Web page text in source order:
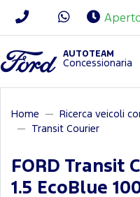
AUTOTEAM
Concessionaria
Home Ricerca veicoli
Transit Courier
FORD Transit
1.5 EcoBlue